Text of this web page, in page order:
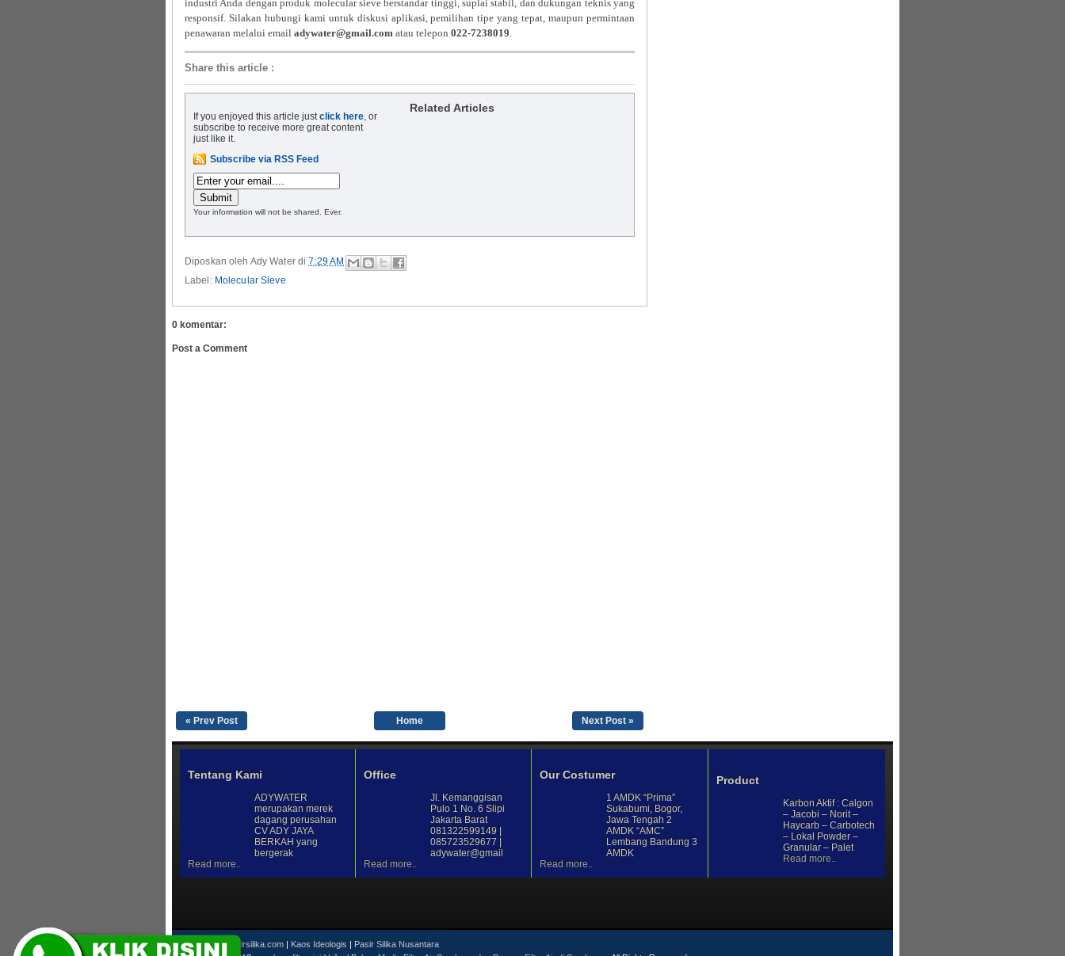
industri Anda dengan produk molecular sieve berstandar tinggi, suplai stabil, dan dukungan teknis yang
responsif. Silakan hubungi kami untuk diskusi aplikasi, pemilihan tipe yang tepat, maupun permintaan
penawaran melalui email adywater@gmail.com atau telepon 022-7238019
Share this article :
Related Articles
If you enjoyed this article just click here , or
subscribe to receive more great content
just like it.
Subscribe via RSS Feed
Your information will not be shared. Ever.
Diposkan oleh Ady Water di7:29 AM
Label: Molecular Sieve
0 komentar:
Post a Comment
« Prev Post Next Post »
Home
Tentang Kami
ADYWATER
merupakan merek
dagang perusahan
CV ADY JAYA
BERKAH yang
bergerak
Read more..
Office
Jl. Kemanggisan
Pulo 1 No. 6 Slipi
Jakarta Barat
081322599149 |
085723529677 |
adywater@gmail
Read more..
Our Costumer
1 AMDK “Prima”
Sukabumi, Bogor,
Jawa Tengah 2
AMDK “AMC”
Lembang Bandung 3
AMDK
Read more..
Product
Karbon Aktif : Calgon
– Jacobi – Norit –
Haycarb – Carbotech
– Lokal Powder –
Granular – Palet
Read more..
Support : Pasirsilika.com | Kaos Ideologis | Pasir Silika Nusantara